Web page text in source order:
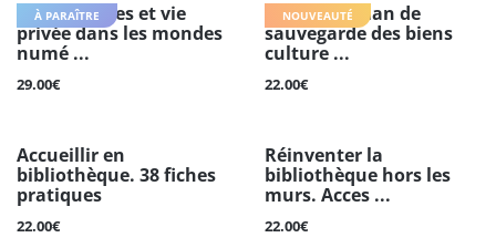
À PARAÎTRE
Adolescences et vie
privée dans les mondes
numé ...
29.00€
NOUVEAUTÉ
Rédiger le plan de
sauvegarde des biens
culture ...
22.00€
Accueillir en
bibliothèque. 38 fiches
pratiques
22.00€
Réinventer la
bibliothèque hors les
murs. Acces ...
22.00€